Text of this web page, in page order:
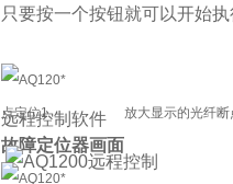
只要按一个按钮就可以开始
故障定位器画面
放大显示的光纤断
远程控制软件